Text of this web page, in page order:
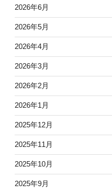
2026年6月
2026年5月
2026年4月
2026年3月
2026年2月
2026年1月
2025年12月
2025年11月
2025年10月
2025年9月